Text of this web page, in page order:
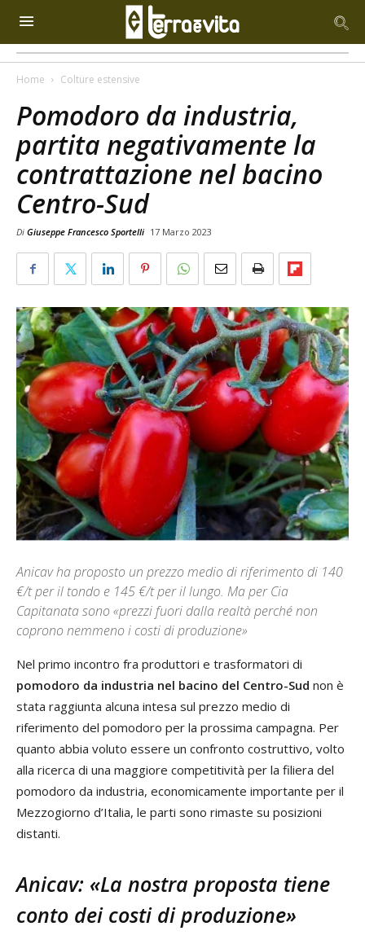
Home Colture estensive
Pomodoro da industria,
partita negativamente la
contrattazione nel bacino
Centro-Sud
Di Giuseppe Francesco Sportelli 17 Marzo 2023
Anicav ha proposto un prezzo medio di riferimento di 140
€/t per il tondo e 145 €/t per il lungo. Ma per Cia
Capitanata sono «prezzi fuori dalla realtà perché non
coprono nemmeno i costi di produzione»
Nel primo incontro fra produttori e trasformatori di
pomodoro da industria nel bacino del Centro-Sud non è
stata raggiunta alcuna intesa sul prezzo medio di
riferimento del pomodoro per la prossima campagna. Per
quanto abbia voluto essere un confronto costruttivo, volto
alla ricerca di una maggiore competitività per la filiera del
pomodoro da industria, economicamente importante per il
Mezzogiorno d’Italia, le parti sono rimaste su posizioni
distanti.
Anicav: «La nostra proposta tiene
conto dei costi di produzione»